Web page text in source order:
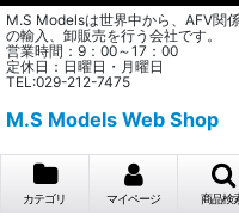
M.S Modelsは世界中から、AFV関
の輸入、卸販売を行う会社です。
営業時間：9：00～17：00
定休日：日曜日・月曜日
TEL:029-212-7475
M.S Models Web Shop
カテゴリ マイページ 商品検